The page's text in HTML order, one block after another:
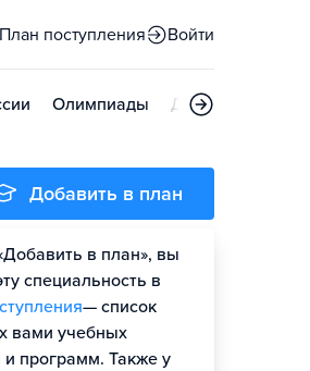
План поступления Войти
Олимпиады Дни открытых
Добавить в план
в план», вы
специальность в
— список
вами учебных
и программ. Также у